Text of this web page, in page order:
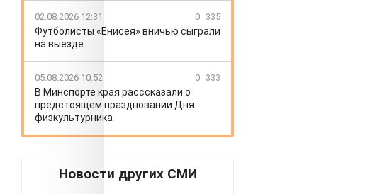
02.08.2026 12:31 0 335
Футболисты «Енисея» вничью сыграли
на выезде
05.08.2026 10:52 0 333
В Минспорте края расссказали о
предстоящем праздновании Дня
физкультурника
Новости других СМИ